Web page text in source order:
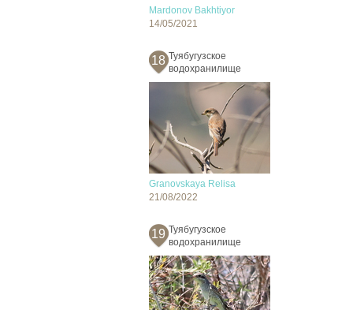
Mardonov Bakhtiyor
14/05/2021
18 Туябугузское
водохранилище
Granovskaya Relisa
21/08/2022
19 Туябугузское
водохранилище